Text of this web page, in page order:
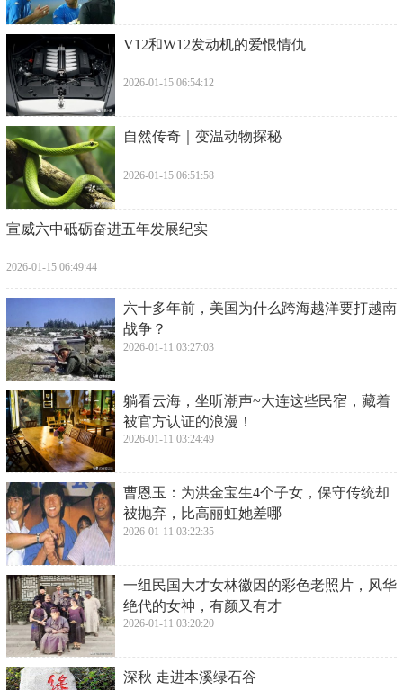
​V12和W12发动机的爱恨情仇
2026-01-15 06:54:12
​自然传奇｜变温动物探秘
2026-01-15 06:51:58
​宣威六中砥砺奋进五年发展纪实
2026-01-15 06:49:44
​六十多年前，美国为什么跨海越洋要打越南
战争？
2026-01-11 03:27:03
​躺看云海，坐听潮声~大连这些民宿，藏着
被官方认证的浪漫！
2026-01-11 03:24:49
​曹恩玉：为洪金宝生4个子女，保守传统却
被抛弃，比高丽虹她差哪
2026-01-11 03:22:35
​一组民国大才女林徽因的彩色老照片，风华
绝代的女神，有颜又有才
2026-01-11 03:20:20
​深秋 走进本溪绿石谷